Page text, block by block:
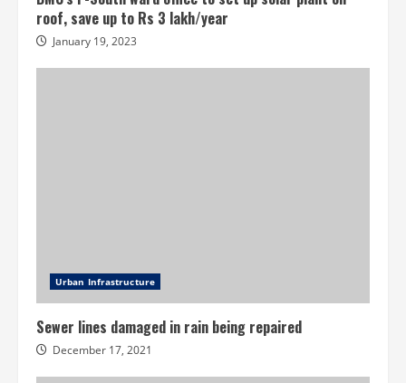
roof, save up to Rs 3 lakh/year
January 19, 2023
Urban Infrastructure
Sewer lines damaged in rain being repaired
December 17, 2021